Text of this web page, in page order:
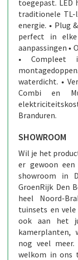
toegepast. LED
traditionele
energie. • Plug
perfect in
aanpassingen •
• Compleet
waterdicht. •
Combi en
Branduren.
SHOWROOM
Wil je het
er gewoon
showroom in
GroenRijk Den
heel Noord-
tuinsets en
ook aan het
kamerplanten,
nog veel
welkom in ons